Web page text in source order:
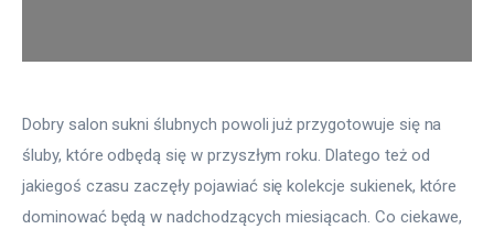
Więcej
Dobry salon sukni ślubnych powoli już przygotowuje się na
śluby, które odbędą się w przyszłym roku. Dlatego też od
jakiegoś czasu zaczęły pojawiać się kolekcje sukienek, które
dominować będą w nadchodzących miesiącach. Co ciekawe,